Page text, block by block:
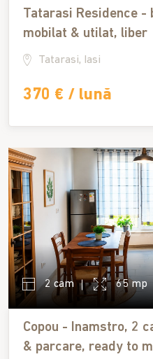
Tatarasi Residence -
mobilat & utilat, liber
Tatarasi, Iasi
370 € / lună
2 cam 65 mp
Copou - Inamstro, 2
& parcare, ready to